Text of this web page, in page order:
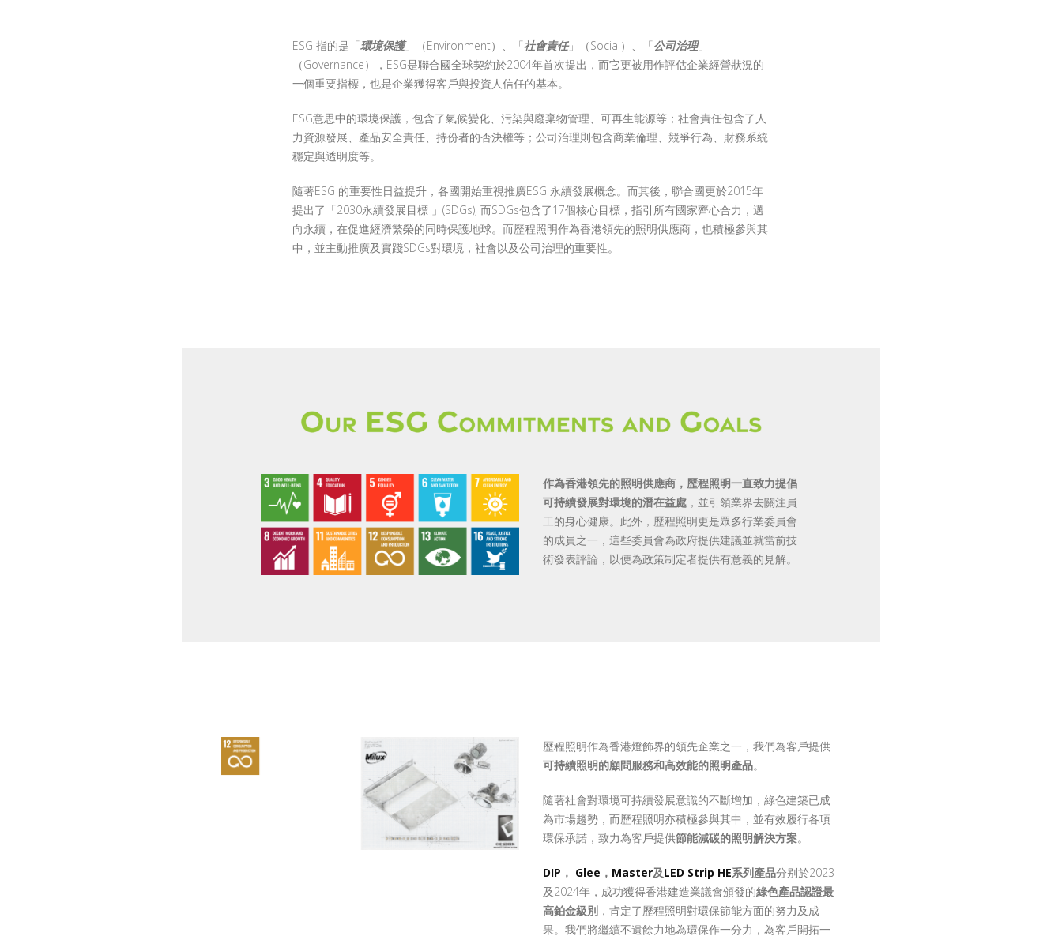
ESG 指的是「環境保護」（Environment）、「社會責任」（Social）、「公司治理」
（Governance），ESG是聯合國全球契約於2004年首次提出，而它更被用作評估企業經營狀況的
一個重要指標，也是企業獲得客戶與投資人信任的基本。
ESG意思中的環境保護，包含了氣候變化、污染與廢棄物管理、可再生能源等；社會責任包含了人
力資源發展、產品安全責任、持份者的否決權等；公司治理則包含商業倫理、競爭行為、財務系統
穩定與透明度等。
隨著ESG 的重要性日益提升，各國開始重視推廣ESG 永續發展概念。而其後，聯合國更於2015年
提出了「2030永續發展目標 」(SDGs), 而SDGs包含了17個核心目標，指引所有國家齊心合力，邁
向永續，在促進經濟繁榮的同時保護地球。而歷程照明作為香港領先的照明供應商，也積極參與其
中，並主動推廣及實踐SDGs對環境，社會以及公司治理的重要性。
作為香港領先的照明供應商，歷程照明一直致力提倡
可持續發展對環境的潛在益處 ，並引領業界去關注員
工的身心健康。此外，歷程照明更是眾多行業委員會
的成員之一，這些委員會為政府提供建議並就當前技
術發表評論，以便為政策制定者提供有意義的見解。
歷程照明作為香港燈飾界的領先企業之一，我們為客戶提供
可持續照明的顧問服務和高效能的照明產品。
隨著社會對環境可持續發展意識的不斷增加，綠色建築已成
為市場趨勢，而歷程照明亦積極參與其中，並有效履行各項
環保承諾，致力為客戶提供節能減碳的照明解決方案。
DIP ， Glee ， Master及LED Strip HE系列產品分别於2023
及2024年，成功獲得香港建造業議會頒發的綠色產品認證最
高鉑金級別 ，肯定了歷程照明對環保節能方面的努力及成
果。我們將繼續不遺餘力地為環保作一分力，為客戶開拓一